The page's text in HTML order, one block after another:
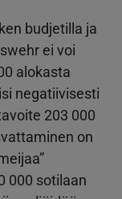
budjetilla ja
ei voi
alokasta
negatiivisesti
203 000
on
000 sotilaan